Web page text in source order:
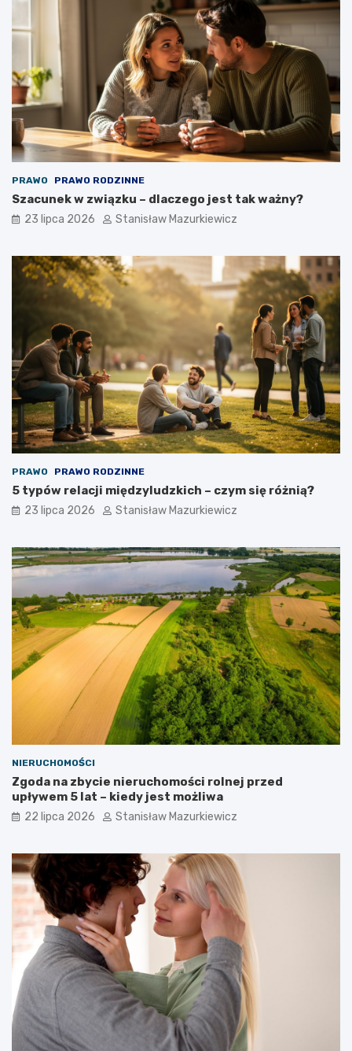
PRAWO PRAWO RODZINNE
Szacunek w związku – dlaczego jest tak ważny?
23 lipca 2026 Stanisław Mazurkiewicz
PRAWO PRAWO RODZINNE
5 typów relacji międzyludzkich – czym się różnią?
23 lipca 2026 Stanisław Mazurkiewicz
NIERUCHOMOŚCI
Zgoda na zbycie nieruchomości rolnej przed
upływem 5 lat – kiedy jest możliwa
22 lipca 2026 Stanisław Mazurkiewicz